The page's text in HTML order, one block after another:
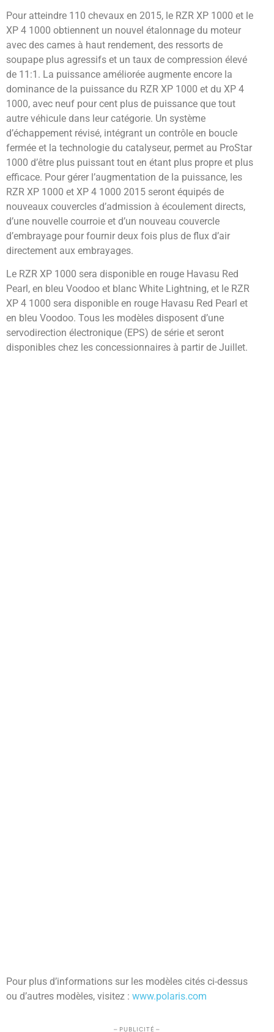
Pour atteindre 110 chevaux en 2015, le RZR XP 1000 et le
XP 4 1000 obtiennent un nouvel étalonnage du moteur
avec des cames à haut rendement, des ressorts de
soupape plus agressifs et un taux de compression élevé
de 11:1. La puissance améliorée augmente encore la
dominance de la puissance du RZR XP 1000 et du XP 4
1000, avec neuf pour cent plus de puissance que tout
autre véhicule dans leur catégorie. Un système
d’échappement révisé, intégrant un contrôle en boucle
fermée et la technologie du catalyseur, permet au ProStar
1000 d’être plus puissant tout en étant plus propre et plus
efficace. Pour gérer l’augmentation de la puissance, les
RZR XP 1000 et XP 4 1000 2015 seront équipés de
nouveaux couvercles d’admission à écoulement directs,
d’une nouvelle courroie et d’un nouveau couvercle
d’embrayage pour fournir deux fois plus de flux d’air
directement aux embrayages.
Le RZR XP 1000 sera disponible en rouge Havasu Red
Pearl, en bleu Voodoo et blanc White Lightning, et le RZR
XP 4 1000 sera disponible en rouge Havasu Red Pearl et
en bleu Voodoo. Tous les modèles disposent d’une
servodirection électronique (EPS) de série et seront
disponibles chez les concessionnaires à partir de Juillet.
Pour plus d’informations sur les modèles cités ci-dessus
ou d’autres modèles, visitez : www.polaris.com
– PUBLICITÉ –